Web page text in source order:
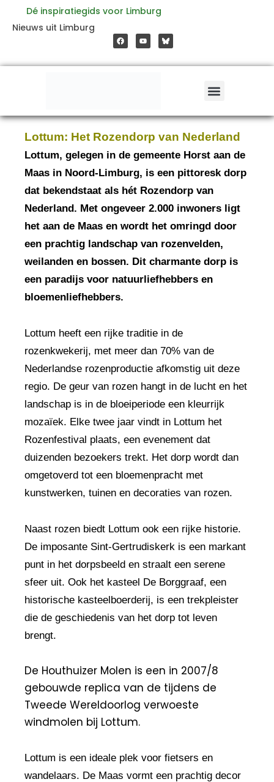
inhoud
Dé inspiratiegids voor Limburg
Nieuws uit Limburg
a
c
e
o
o
o
u
t
b
e
Lottum: Het Rozendorp van Nederland
Lottum, gelegen in de gemeente Horst aan de
Maas in Noord-Limburg, is een pittoresk dorp
dat bekendstaat als hét Rozendorp van
Nederland. Met ongeveer 2.000 inwoners ligt
het aan de Maas en wordt het omringd door
een prachtig landschap van rozenvelden,
weilanden en bossen. Dit charmante dorp is
een paradijs voor natuurliefhebbers en
bloemenliefhebbers.
Lottum heeft een rijke traditie in de
rozenkwekerij, met meer dan 70% van de
Nederlandse rozenproductie afkomstig uit deze
regio. De geur van rozen hangt in de lucht en het
landschap is in de bloeiperiode een kleurrijk
mozaïek. Elke twee jaar vindt in Lottum het
Rozenfestival plaats, een evenement dat
duizenden bezoekers trekt. Het dorp wordt dan
omgetoverd tot een bloemenpracht met
kunstwerken, tuinen en decoraties van rozen.
Naast rozen biedt Lottum ook een rijke historie.
De imposante Sint-Gertrudiskerk is een markant
punt in het dorpsbeeld en straalt een serene
sfeer uit. Ook het kasteel De Borggraaf, een
historische kasteelboerderij, is een trekpleister
die de geschiedenis van het dorp tot leven
brengt.
De Houthuizer Molen is een in 2007/8
gebouwde replica van de tijdens de
Tweede Wereldoorlog verwoeste
windmolen bij Lottum.
Lottum is een ideale plek voor fietsers en
wandelaars. De Maas vormt een prachtig decor